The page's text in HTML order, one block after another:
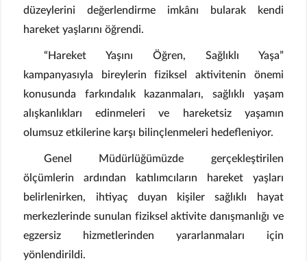
düzeylerini değerlendirme imkânı bularak kendi
hareket yaşlarını öğrendi.
“Hareket Yaşını Öğren, Sağlıklı Yaşa”
kampanyasıyla bireylerin fiziksel aktivitenin önemi
konusunda farkındalık kazanmaları, sağlıklı yaşam
alışkanlıkları edinmeleri ve hareketsiz yaşamın
olumsuz etkilerine karşı bilinçlenmeleri hedefleniyor.
Genel Müdürlüğümüzde gerçekleştirilen
ölçümlerin ardından katılımcıların hareket yaşları
belirlenirken, ihtiyaç duyan kişiler sağlıklı hayat
merkezlerinde sunulan fiziksel aktivite danışmanlığı ve
egzersiz hizmetlerinden yararlanmaları için
yönlendirildi.